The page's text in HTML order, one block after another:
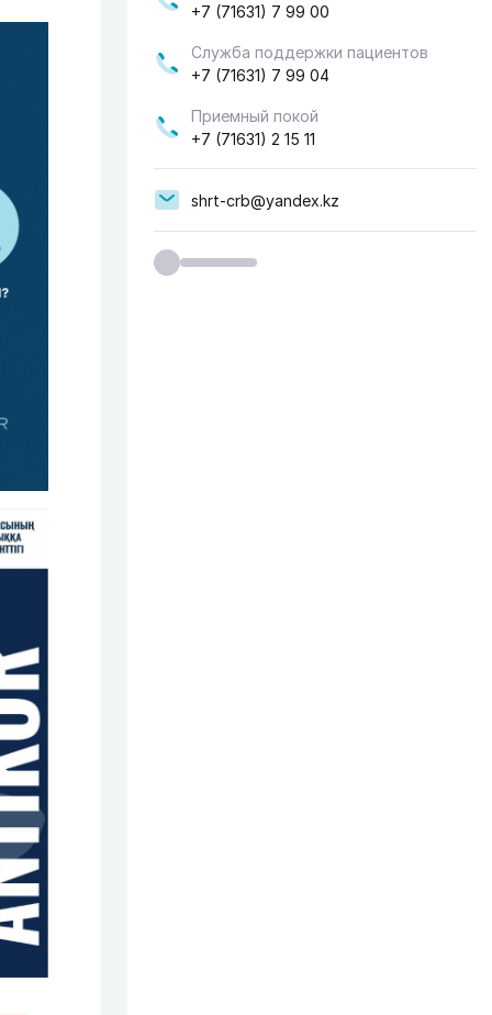
+7 (71631) 7 99 00
Служба поддержки пациентов
+7 (71631) 7 99 04
Приемный покой
+7 (71631) 2 15 11
shrt-crb@yandex.kz